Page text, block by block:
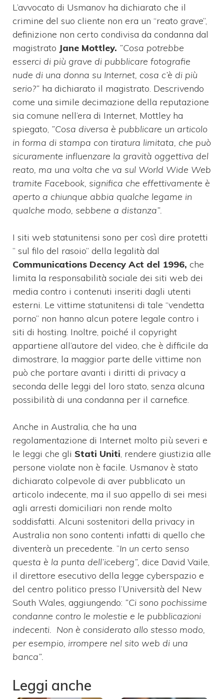
L’avvocato di Usmanov ha dichiarato che il
crimine del suo cliente non era un “reato grave”,
definizione non certo condivisa da condanna dal
magistrato Jane Mottley. ”Cosa potrebbe
esserci di più grave di pubblicare fotografie
nude di una donna su Internet, cosa c’è di più
serio?” ha dichiarato il magistrato. Descrivendo
come una simile decimazione della reputazione
sia comune nell’era di Internet, Mottley ha
spiegato, ”Cosa diversa è pubblicare un articolo
in forma di stampa con tiratura limitata, che può
sicuramente influenzare la gravità oggettiva del
reato, ma una volta che va sul World Wide Web
tramite Facebook, significa che effettivamente è
aperto a chiunque abbia qualche legame in
qualche modo, sebbene a distanza”.
I siti web statunitensi sono per così dire protetti
” sul filo del rasoio” della legalità dal
Communications Decency Act del 1996, che
limita la responsabilità sociale dei siti web dei
media contro i contenuti inseriti dagli utenti
esterni. Le vittime statunitensi di tale “vendetta
porno” non hanno alcun potere legale contro i
siti di hosting. Inoltre, poiché il copyright
appartiene all’autore del video, che è difficile da
dimostrare, la maggior parte delle vittime non
può che portare avanti i diritti di privacy a
seconda delle leggi del loro stato, senza alcuna
possibilità di una condanna per il carnefice.
Anche in Australia, che ha una
regolamentazione di Internet molto più severi e
le leggi che gli Stati Uniti, rendere giustizia alle
persone violate non è facile. Usmanov è stato
dichiarato colpevole di aver pubblicato un
articolo indecente, ma il suo appello di sei mesi
agli arresti domiciliari non rende molto
soddisfatti. Alcuni sostenitori della privacy in
Australia non sono contenti infatti di quello che
diventerà un precedente. ”In un certo senso
questa è la punta dell’iceberg”, dice David Vaile,
il direttore esecutivo della legge cyberspazio e
del centro politico presso l’Università del New
South Wales, aggiungendo: ”Ci sono pochissime
condanne contro le molestie e le pubblicazioni
indecenti. Non è considerato allo stesso modo,
per esempio, irrompere nel sito web di una
banca”.
Leggi anche